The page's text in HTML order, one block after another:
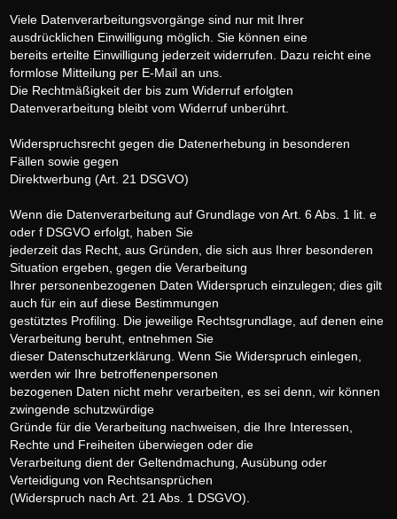
Viele Datenverarbeitungsvorgänge sind nur mit Ihrer
ausdrücklichen Einwilligung möglich. Sie können eine
bereits erteilte Einwilligung jederzeit widerrufen. Dazu reicht eine
formlose Mitteilung per E-Mail an uns.
Die Rechtmäßigkeit der bis zum Widerruf erfolgten
Datenverarbeitung bleibt vom Widerruf unberührt.
Widerspruchsrecht gegen die Datenerhebung in besonderen
Fällen sowie gegen
Direktwerbung (Art. 21 DSGVO)
Wenn die Datenverarbeitung auf Grundlage von Art. 6 Abs. 1 lit. e
oder f DSGVO erfolgt, haben Sie
jederzeit das Recht, aus Gründen, die sich aus Ihrer besonderen
Situation ergeben, gegen die Verarbeitung
Ihrer personenbezogenen Daten Widerspruch einzulegen; dies gilt
auch für ein auf diese Bestimmungen
gestütztes Profiling. Die jeweilige Rechtsgrundlage, auf denen eine
Verarbeitung beruht, entnehmen Sie
dieser Datenschutzerklärung. Wenn Sie Widerspruch einlegen,
werden wir Ihre betroffenenpersonen
bezogenen Daten nicht mehr verarbeiten, es sei denn, wir können
zwingende schutzwürdige
Gründe für die Verarbeitung nachweisen, die Ihre Interessen,
Rechte und Freiheiten überwiegen oder die
Verarbeitung dient der Geltendmachung, Ausübung oder
Verteidigung von Rechtsansprüchen
(Widerspruch nach Art. 21 Abs. 1 DSGVO).